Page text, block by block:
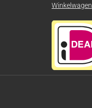
Winkelwagen